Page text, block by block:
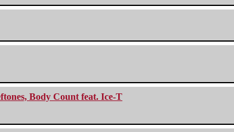
Body Count feat. Ice-T